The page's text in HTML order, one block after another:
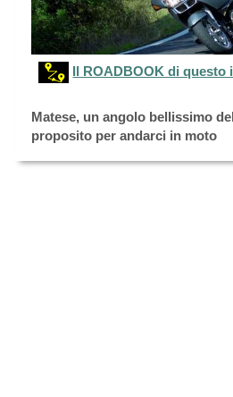
Il ROADBOOK di
Matese, un angolo bellissimo
proposito per andarci in moto